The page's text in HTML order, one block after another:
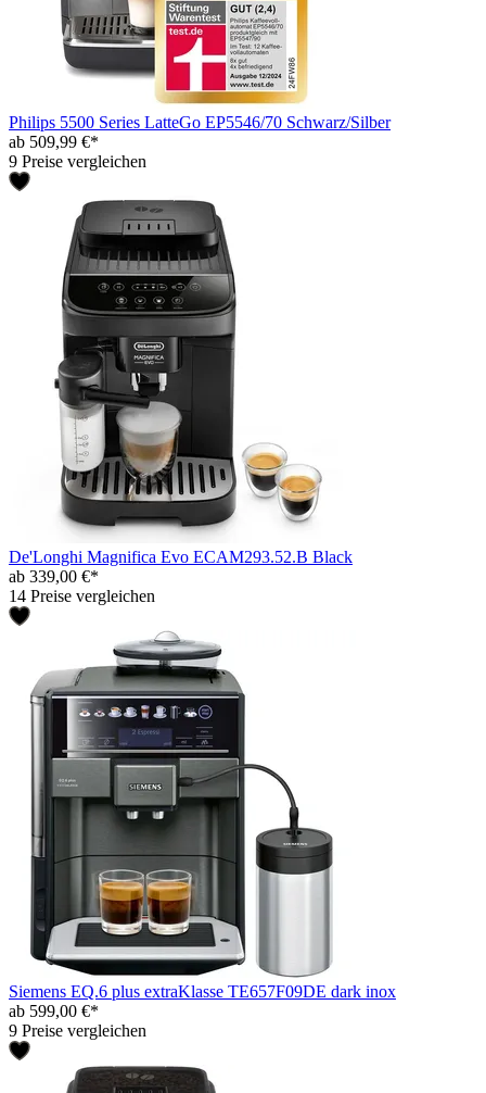
Philips 5500 Series LatteGo EP5546/70 Schwarz/Silber
ab 509,99 €*
9 Preise vergleichen
De'Longhi Magnifica Evo ECAM293.52.B Black
ab 339,00 €*
14 Preise vergleichen
Siemens EQ.6 plus extraKlasse TE657F09DE dark inox
ab 599,00 €*
9 Preise vergleichen